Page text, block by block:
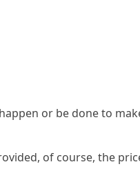
or be done to
of course, the